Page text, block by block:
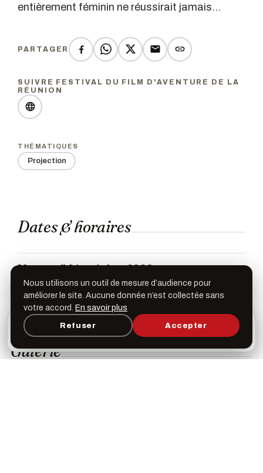
entièrement féminin ne réussirait jamais…
PARTAGER
SUIVRE FESTIVAL DU FILM D'AVENTURE DE LA
RÉUNION
THÉMATIQUES
Projection
Dates & horaires
Mercredi 21 octobre 2020
19h00
Galerie
L’appli Léspas
Programme, favoris & rappels sur votre écran
×
Nous utilisons un outil de mesure d’audience pour
améliorer le site. Aucune donnée n’est collectée sans
votre accord. En savoir plus
Refuser Accepter